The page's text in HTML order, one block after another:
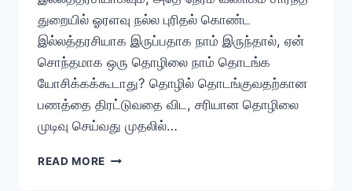
துறையில் ஓரளவு நல்ல புரிதல் கொண்ட
இல்லத்தரசியாக இருப்பதாக நாம் இருந்தால், ஏன்
சொந்தமாக ஒரு தொழிலை நாம் தொடங்க
யோசிக்கக்கூடாது? தொழில் தொடங்குவதற்கான
பணத்தை திரட்டுவதை விட, சரியான தொழிலை
முடிவு செய்வது முதலில்…
READ MORE தமிழ்